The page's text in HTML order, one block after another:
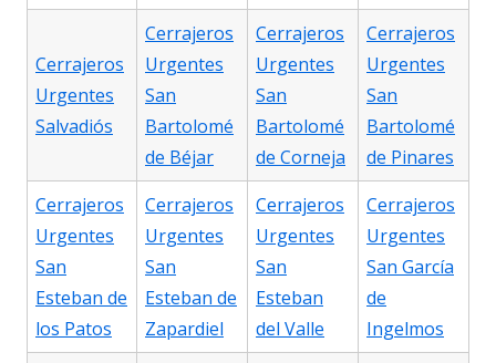
Cerrajeros
Urgentes
Salvadiós
Cerrajeros
Urgentes
San
Bartolomé
de Béjar
Cerrajeros
Urgentes
San
Bartolomé
de Corneja
Cerrajeros
Urgentes
San
Bartolomé
de Pinares
Cerrajeros
Urgentes
San
Esteban de
los Patos
Cerrajeros
Urgentes
San
Esteban de
Zapardiel
Cerrajeros
Urgentes
San
Esteban
del Valle
Cerrajeros
Urgentes
San García
de
Ingelmos